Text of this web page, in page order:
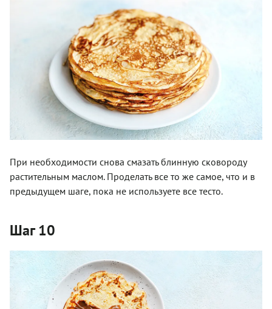
При необходимости снова смазать блинную сковороду
растительным маслом. Проделать все то же самое, что и в
предыдущем шаге, пока не используете все тесто.
Шаг 10